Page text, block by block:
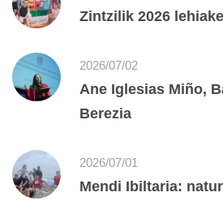
Zintzilik 2026
2026/07/02
Ane Iglesias Miño,
Berezia
2026/07/01
Mendi Ibiltaria: